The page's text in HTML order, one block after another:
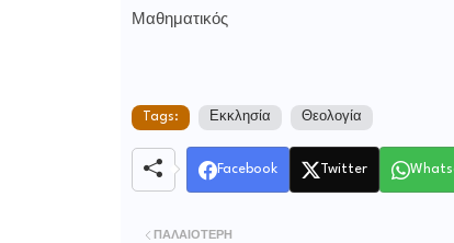
Μαθηματικός
Tags: Εκκλησία Θεολογία
Facebook Twitter
ΠΑΛΑΙΌΤΕΡΗ